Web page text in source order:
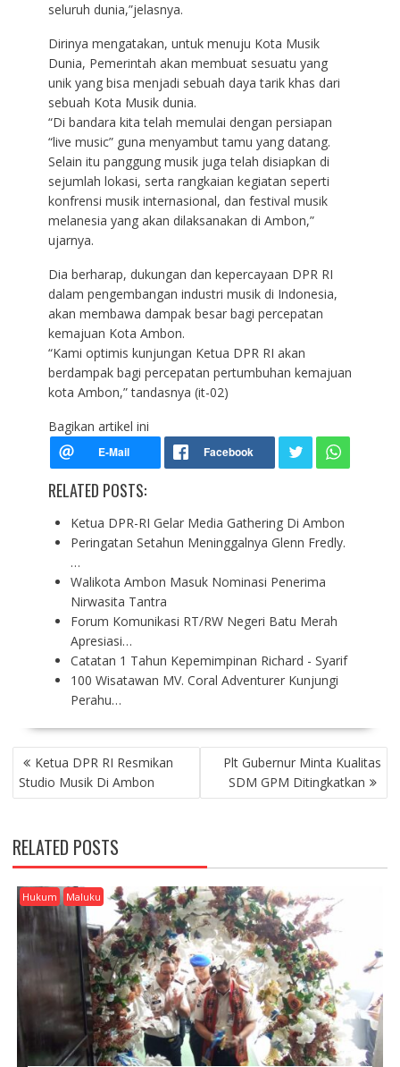
seluruh dunia,”jelasnya.
Dirinya mengatakan, untuk menuju Kota Musik
Dunia, Pemerintah akan membuat sesuatu yang
unik yang bisa menjadi sebuah daya tarik khas dari
sebuah Kota Musik dunia.
“Di bandara kita telah memulai dengan persiapan
“live music” guna menyambut tamu yang datang.
Selain itu panggung musik juga telah disiapkan di
sejumlah lokasi, serta rangkaian kegiatan seperti
konfrensi musik internasional, dan festival musik
melanesia yang akan dilaksanakan di Ambon,”
ujarnya.
Dia berharap, dukungan dan kepercayaan DPR RI
dalam pengembangan industri musik di Indonesia,
akan membawa dampak besar bagi percepatan
kemajuan Kota Ambon.
“Kami optimis kunjungan Ketua DPR RI akan
berdampak bagi percepatan pertumbuhan kemajuan
kota Ambon,” tandasnya (it-02)
Bagikan artikel ini
RELATED POSTS:
Ketua DPR-RI Gelar Media Gathering Di Ambon
Peringatan Setahun Meninggalnya Glenn Fredly.
…
Walikota Ambon Masuk Nominasi Penerima
Nirwasita Tantra
Forum Komunikasi RT/RW Negeri Batu Merah
Apresiasi…
Catatan 1 Tahun Kepemimpinan Richard - Syarif
100 Wisatawan MV. Coral Adventurer Kunjungi
Perahu…
P
O
S
N
A
V
G
A
T
O
Ketua DPR RI Resmikan
Studio Musik Di Ambon
Plt Gubernur Minta Kualitas
SDM GPM Ditingkatkan
RELATED POSTS
Hukum Maluku